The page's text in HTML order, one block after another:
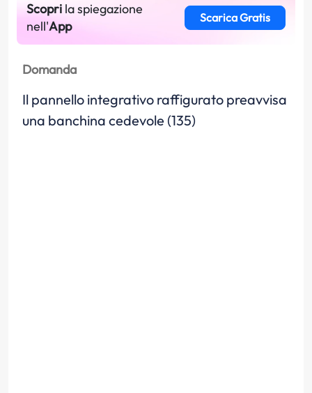
Scopri la spiegazione
nell'App
Scarica Gratis
Domanda
Il pannello integrativo raffigurato preavvisa
una banchina cedevole (135)